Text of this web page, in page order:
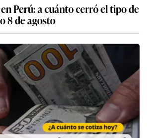
Perú: a cuánto cerró el tipo de
8 de agosto